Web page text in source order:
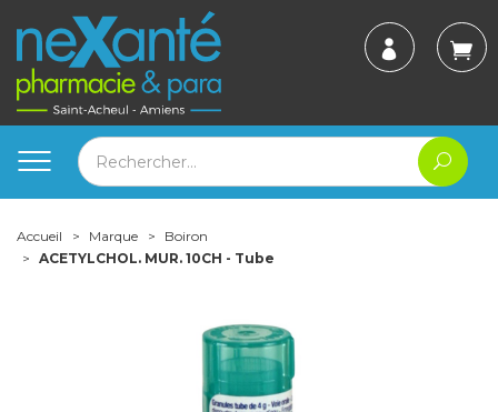
Accueil Marque
Boiron
ACETYLCHOL. MUR. 10CH - Tube